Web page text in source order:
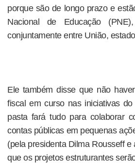
porque são de longo prazo e
Nacional de Educação
conjuntamente entre União,
Ele também disse que não
fiscal em curso nas iniciativas
pasta fará tudo para colaborar
contas públicas em pequenas
(pela presidenta Dilma Rousseff
que os projetos estruturantes